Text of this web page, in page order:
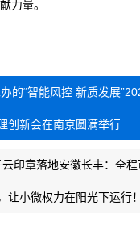
力量。
的“智能风控 新质发展
创新会在南京圆满举行
印章落地安徽长丰：全
让小微权力在阳光下运行！